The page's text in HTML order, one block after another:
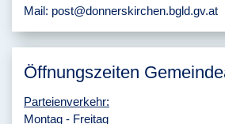
Mail: post@donnerskirchen.bgld.gv.at
Öffnungszeiten
Parteienverkehr:
Montag - Freitag